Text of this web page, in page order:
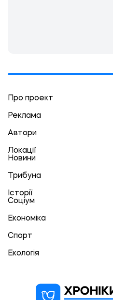
Про проект
Реклама
Автори
Локації
Новини
Трибуна
Історії
Соціум
Економіка
Спорт
Екологія